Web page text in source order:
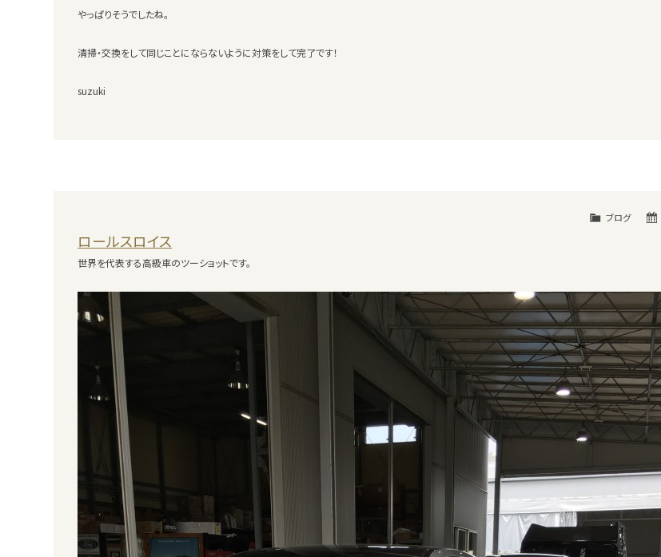
やっぱりそうでしたね。
清掃・交換をして同じことにならないように対策をして完了です！
suzuki
ブログ
ロールスロイス
世界を代表する高級車のツーショットです。